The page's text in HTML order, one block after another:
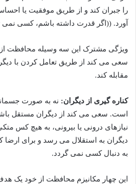
را جبران کند و از طریق موفقیت یا
آورد. ((اگر قدرت داشته باشم، کسی نمی
ویژگی مشترک این سه وسیله محافظت
سعی می کند از طریق تعامل کردن با
مقابله کند.
کناره گیری از دیگران: نه به صورت
است. سعی می کند از دیگران مستقل
نیازهای درونی یا بیرونی، به هیچ کس
دیگران به استقلال می رسد و برای
به دنبال کسی نمی گردد.
این چهار مکانیزم محافظت از خود یک